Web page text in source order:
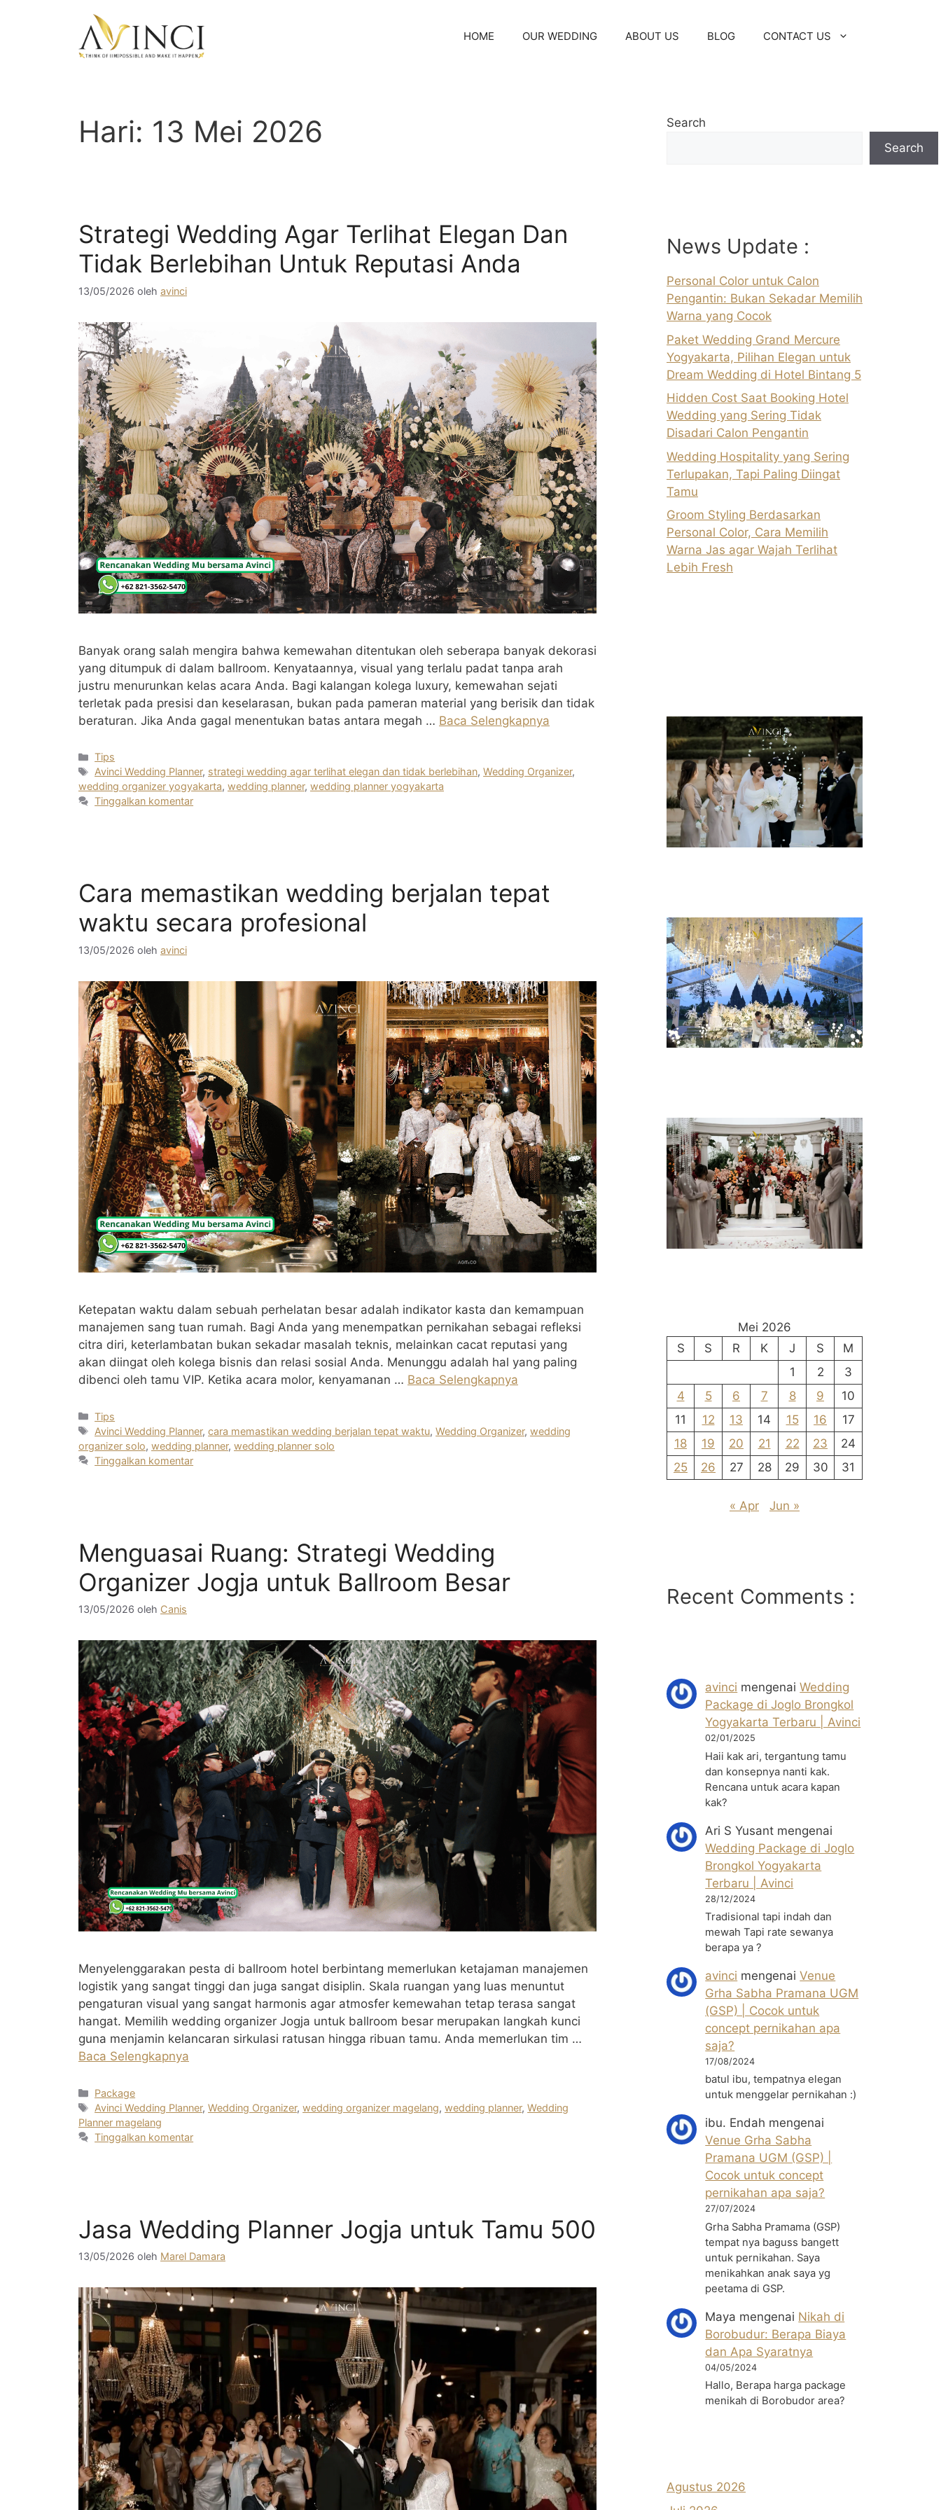
HOME OUR WEDDING ABOUT US BLOG CONTACT US
Hari: 13 Mei 2026
Strategi Wedding Agar Terlihat Elegan Dan
Tidak Berlebihan Untuk Reputasi Anda
13/05/2026 oleh avinci
Banyak orang salah mengira bahwa kemewahan ditentukan oleh seberapa banyak dekorasi
yang ditumpuk di dalam ballroom. Kenyataannya, visual yang terlalu padat tanpa arah
justru menurunkan kelas acara Anda. Bagi kalangan kolega luxury, kemewahan sejati
terletak pada presisi dan keselarasan, bukan pada pameran material yang berisik dan tidak
beraturan. Jika Anda gagal menentukan batas antara megah … Baca Selengkapnya
Kategori
Tips
Tag
Avinci Wedding Planner, strategi wedding agar terlihat elegan dan tidak berlebihan,Wedding Organizer,
wedding organizer yogyakarta, wedding planner, wedding planner yogyakarta
Tinggalkan komentar
Cara memastikan wedding berjalan tepat
waktu secara profesional
13/05/2026 oleh avinci
Ketepatan waktu dalam sebuah perhelatan besar adalah indikator kasta dan kemampuan
manajemen sang tuan rumah. Bagi Anda yang menempatkan pernikahan sebagai refleksi
citra diri, keterlambatan bukan sekadar masalah teknis, melainkan cacat reputasi yang
akan diingat oleh kolega bisnis dan relasi sosial Anda. Menunggu adalah hal yang paling
dibenci oleh tamu VIP. Ketika acara molor, kenyamanan … Baca Selengkapnya
Kategori
Tips
Tag
Avinci Wedding Planner,cara memastikan wedding berjalan tepat waktu,Wedding Organizer,wedding
organizer solo, wedding planner, wedding planner solo
Tinggalkan komentar
Menguasai Ruang: Strategi Wedding
Organizer Jogja untuk Ballroom Besar
13/05/2026 oleh Canis
Menyelenggarakan pesta di ballroom hotel berbintang memerlukan ketajaman manajemen
logistik yang sangat tinggi dan juga sangat disiplin. Skala ruangan yang luas menuntut
pengaturan visual yang sangat harmonis agar atmosfer kemewahan tetap terasa sangat
hangat. Memilih wedding organizer Jogja untuk ballroom besar merupakan langkah kunci
guna menjamin kelancaran sirkulasi ratusan hingga ribuan tamu. Anda memerlukan tim …
Baca Selengkapnya
Kategori
Package
Tag
Avinci Wedding Planner,Wedding Organizer,wedding organizer magelang,wedding planner,Wedding
Planner magelang
Tinggalkan komentar
Jasa Wedding Planner Jogja untuk Tamu 500
13/05/2026 oleh Marel Damara
Search
Search
News Update :
Personal Color untuk Calon
Pengantin: Bukan Sekadar Memilih
Warna yang Cocok
Paket Wedding Grand Mercure
Yogyakarta, Pilihan Elegan untuk
Dream Wedding di Hotel Bintang 5
Hidden Cost Saat Booking Hotel
Wedding yang Sering Tidak
Disadari Calon Pengantin
Wedding Hospitality yang Sering
Terlupakan, Tapi Paling Diingat
Tamu
Groom Styling Berdasarkan
Personal Color, Cara Memilih
Warna Jas agar Wajah Terlihat
Lebih Fresh
Mei 2026
S
S R K J S
M
1
2
3
4
5 6 7 8 9
10
11
12 13 14 15 16
17
18
19 20 21 22 23
24
25
26 27 28 29 30 31
« Apr Jun »
Recent Comments :
avinci mengenaiWedding
Package di Joglo Brongkol
Yogyakarta Terbaru | Avinci
02/01/2025
Haii kak ari, tergantung tamu
dan konsepnya nanti kak.
Rencana untuk acara kapan
kak?
Ari S Yusant mengenai
Wedding Package di Joglo
Brongkol Yogyakarta
Terbaru | Avinci
28/12/2024
Tradisional tapi indah dan
mewah Tapi rate sewanya
berapa ya ?
avinci mengenaiVenue
Grha Sabha Pramana UGM
(GSP) | Cocok untuk
concept pernikahan apa
saja?
17/08/2024
batul ibu, tempatnya elegan
untuk menggelar pernikahan :)
ibu. Endah mengenai
Venue Grha Sabha
Pramana UGM (GSP) |
Cocok untuk concept
pernikahan apa saja?
27/07/2024
Grha Sabha Pramama (GSP)
tempat nya baguss bangett
untuk pernikahan. Saya
menikahkan anak saya yg
peetama di GSP.
Maya mengenai Nikah di
Borobudur: Berapa Biaya
dan Apa Syaratnya
04/05/2024
Hallo, Berapa harga package
menikah di Borobudor area?
Agustus 2026